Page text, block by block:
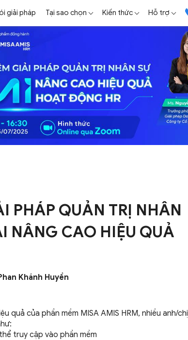
giải pháp Tại sao chọn Kiến thức Hỗ trợ
PHÁP QUẢN TRỊ NHÂN
NÂNG CAO HIỆU QUẢ
Khánh Huyền
quả của phần mềm MISA AMIS HRM, nhiều anh/chị
truy cập vào phần mềm